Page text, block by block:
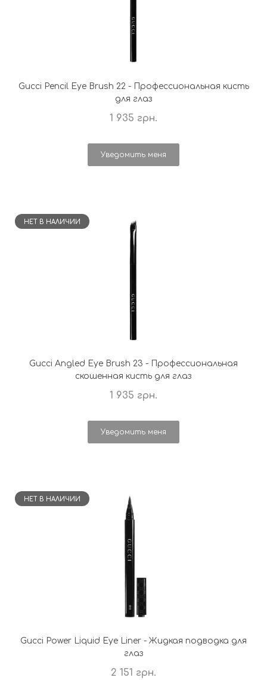
Gucci Pencil Eye Brush 22 - Профессиональная кисть
для глаз
1 935 грн.
Уведомить меня
НЕТ В НАЛИЧИИ
Gucci Angled Eye Brush 23 - Профессиональная
скошенная кисть для глаз
1 935 грн.
Уведомить меня
НЕТ В НАЛИЧИИ
Gucci Power Liquid Eye Liner - Жидкая подводка для
глаз
2 151 грн.